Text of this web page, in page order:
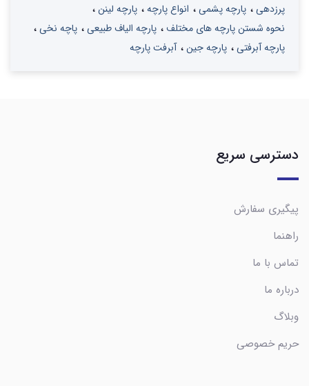
پرزدهی پارچه پشمی انواع پارچه
پارچه لینن
نحوه شستن پارچه های مختلف
پارچه الیاف طبیعی
پاچه نخی
پارچه آبرفتی
پارچه جین آبرفت پارچه
دسترسی سریع
پیگیری سفارش
راهنما
تماس با ما
درباره ما
وبلاگ
حریم خصوصی